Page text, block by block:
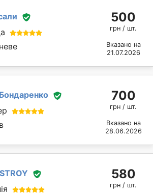
500
грн / шт.
Вказано на
21.07.2026
700
грн / шт.
Вказано на
28.06.2026
580
грн / шт.